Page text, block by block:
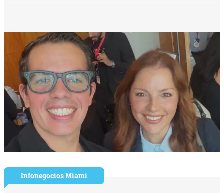
Infonegocios Miami